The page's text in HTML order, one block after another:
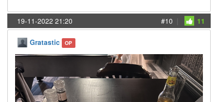
19-11-2022 21:20 #10 | 11
Gratastic OP